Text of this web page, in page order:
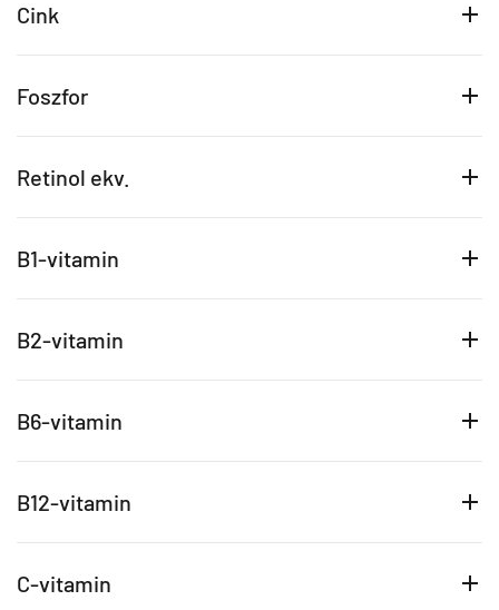
Cink
Foszfor
Retinol ekv.
B1-vitamin
B2-vitamin
B6-vitamin
B12-vitamin
C-vitamin